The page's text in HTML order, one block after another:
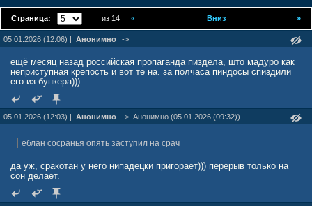
Страница: из 14 »
« Вниз
05.01.2026 (12:06) | Анонимно ->
ещё месяц назад российская пропаганда пиздела, што мадуро как
неприступная крепость и вот те на. за полчаса пиндосы спиздили
его из бункера)))
05.01.2026 (12:03) | Анонимно -> Анонимно (05.01.2026 (09:32))
еблан сосранья опять заступил на срач
да уж, сракотан у него нипадецки пригорает))) перерыв только на
сон делает.